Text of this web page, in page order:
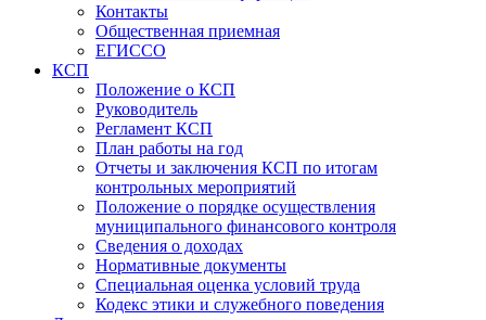
Контакты
Общественная приемная
ЕГИССО
КСП
Положение о КСП
Руководитель
Регламент КСП
План работы на год
Отчеты и заключения КСП по итогам
контрольных мероприятий
Положение о порядке осуществления
муниципального финансового контроля
Сведения о доходах
Нормативные документы
Специальная оценка условий труда
Кодекс этики и служебного поведения